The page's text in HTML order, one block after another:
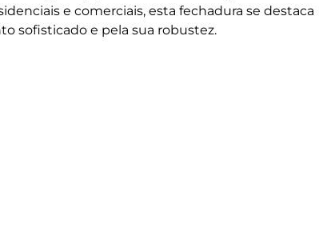
e comerciais, esta fechadura se destaca
sofisticado e pela sua robustez.